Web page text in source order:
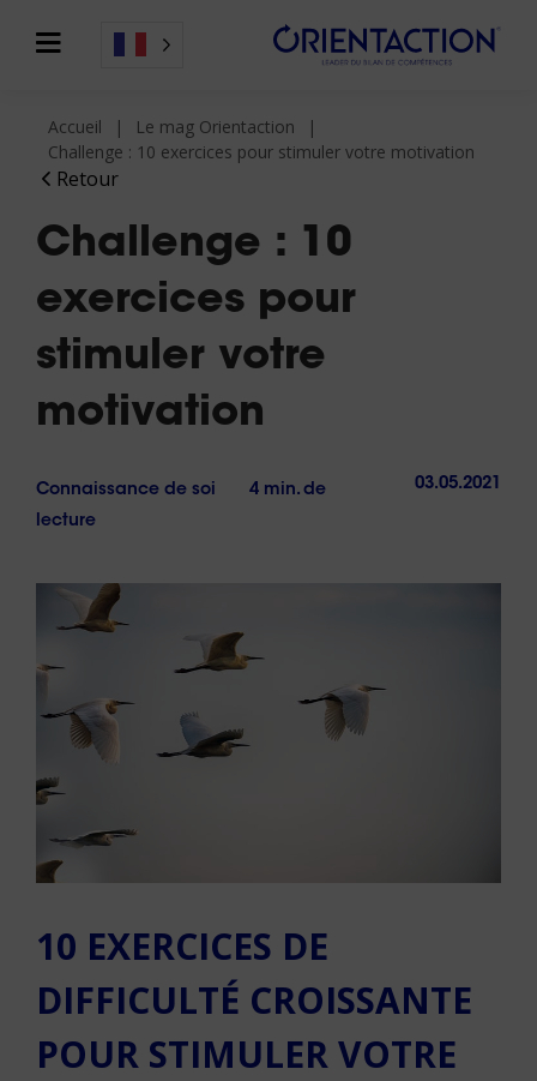
Retour
Accueil
Le mag Orientaction
Challenge : 10 exercices pour stimuler votre motivation
Challenge : 10
exercices pour
stimuler votre
motivation
Connaissance de soi
4 min. de
lecture
03.05.2021
10 EXERCICES DE
DIFFICULTÉ CROISSANTE
POUR STIMULER VOTRE